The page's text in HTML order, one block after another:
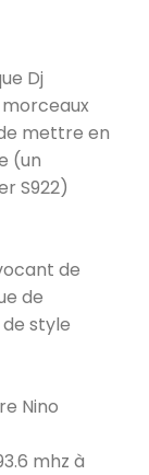
Dj
mettre en
(un
S922)
de
de
style
Nino
mhz à